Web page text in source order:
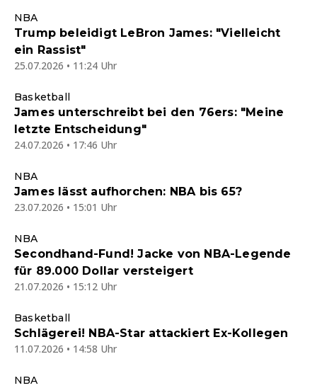
NBA
Trump beleidigt LeBron James: "Vielleicht
ein Rassist"
25.07.2026 • 11:24 Uhr
Basketball
James unterschreibt bei den 76ers: "Meine
letzte Entscheidung"
24.07.2026 • 17:46 Uhr
NBA
James lässt aufhorchen: NBA bis 65?
23.07.2026 • 15:01 Uhr
NBA
Secondhand-Fund! Jacke von NBA-Legende
für 89.000 Dollar versteigert
21.07.2026 • 15:12 Uhr
Basketball
Schlägerei! NBA-Star attackiert Ex-Kollegen
11.07.2026 • 14:58 Uhr
NBA